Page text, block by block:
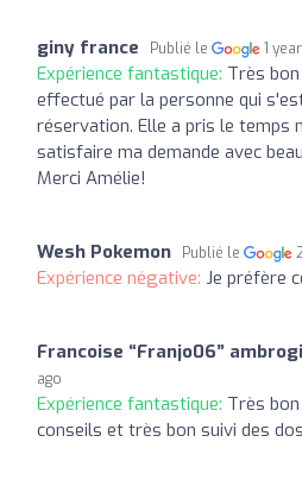
giny france Publié le 1
Expérience fantastique: Très
effectué par la personne qui
réservation. Elle a pris le temps
satisfaire ma demande avec
Merci Amélie!
Wesh Pokemon Publié le
Expérience négative: Je préfère
Francoise “Franjo06”
ago
Expérience fantastique: Très
conseils et très bon suivi des